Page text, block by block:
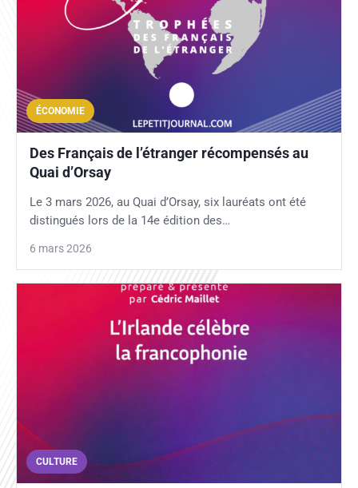
ÉCONOMIE
Des Français de l’étranger récompensés au
Quai d’Orsay
Le 3 mars 2026, au Quai d’Orsay, six lauréats ont été
distingués lors de la 14e édition des…
6 mars 2026
CULTURE